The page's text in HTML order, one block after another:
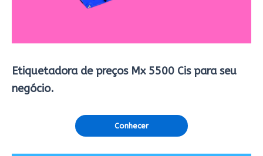
Etiquetadora de preços Mx 5500 Cis para seu
negócio.
Conhecer